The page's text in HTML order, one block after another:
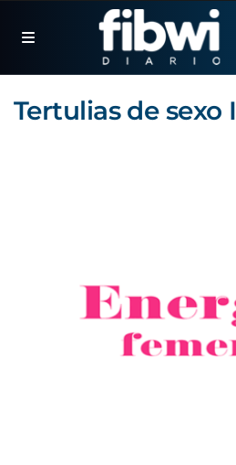
Tertulias de sexo I